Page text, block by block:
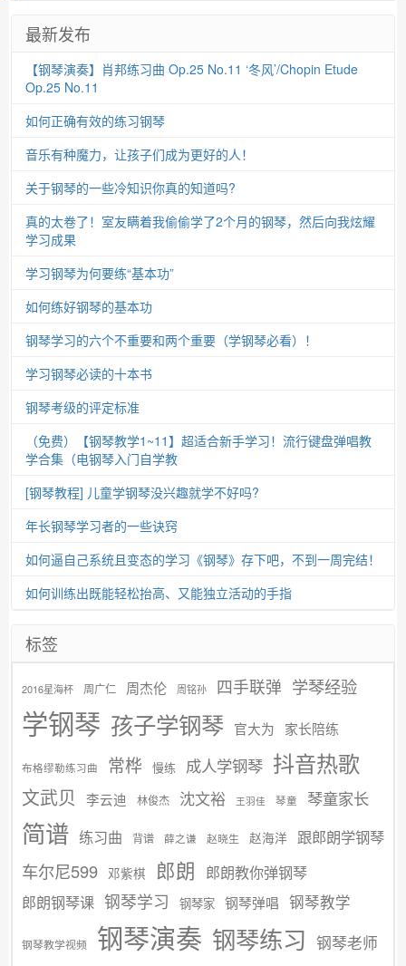
最新发布
【钢琴演奏】肖邦练习曲 Op.25 No.11 ‘冬风’/Chopin Etude
Op.25 No.11
如何正确有效的练习钢琴
音乐有种魔力，让孩子们成为更好的人！
关于钢琴的一些冷知识你真的知道吗?
真的太卷了！室友瞒着我偷偷学了2个月的钢琴，然后向我炫耀
学习成果
学习钢琴为何要练“基本功”
如何练好钢琴的基本功
钢琴学习的六个不重要和两个重要（学钢琴必看）！
学习钢琴必读的十本书
钢琴考级的评定标准
（免费）【钢琴教学1~11】超适合新手学习！流行键盘弹唱教
学合集（电钢琴入门自学教
[钢琴教程] 儿童学钢琴没兴趣就学不好吗?
年长钢琴学习者的一些诀窍
如何逼自己系统且变态的学习《钢琴》存下吧，不到一周完结！
如何训练出既能轻松抬高、又能独立活动的手指
标签
2016星海杯 周广仁 周杰伦 周铭孙 四手联弹 学琴经验
学钢琴 孩子学钢琴 官大为 家长陪练
布格缪勒练习曲 常桦 慢练 成人学钢琴 抖音热歌
文武贝 李云迪 林俊杰 沈文裕 王羽佳 琴童 琴童家长
简谱 练习曲 背谱 薛之谦 赵晓生 赵海洋 跟郎朗学钢琴
车尔尼599 邓紫棋 郎朗 郎朗教你弹钢琴
郎朗钢琴课 钢琴学习 钢琴家 钢琴弹唱 钢琴教学
钢琴教学视频 钢琴演奏 钢琴练习 钢琴老师